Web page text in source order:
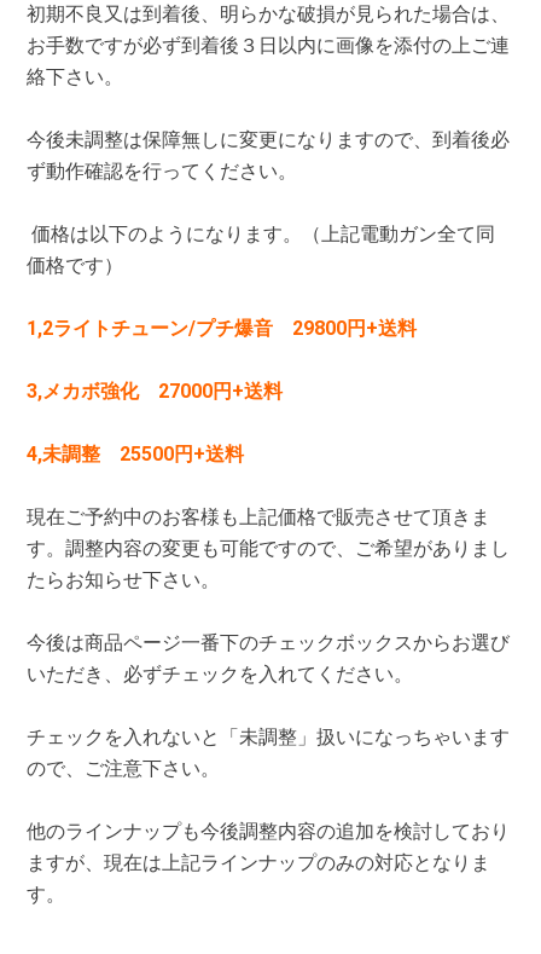
初期不良又は到着後、明らかな破損が見られた場合は、
お手数ですが必ず到着後３日以内に画像を添付の上ご連
絡下さい。
今後未調整は保障無しに変更になりますので、到着後必
ず動作確認を行ってください。
価格は以下のようになります。（上記電動ガン全て同
価格です）
1,2ライトチューン/プチ爆音 29800円+送料
3,メカボ強化 27000円+送料
4,未調整 25500円+送料
現在ご予約中のお客様も上記価格で販売させて頂きま
す。調整内容の変更も可能ですので、ご希望がありまし
たらお知らせ下さい。
今後は商品ページ一番下のチェックボックスからお選び
いただき、必ずチェックを入れてください。
チェックを入れないと「未調整」扱いになっちゃいます
ので、ご注意下さい。
他のラインナップも今後調整内容の追加を検討しており
ますが、現在は上記ラインナップのみの対応となりま
す。